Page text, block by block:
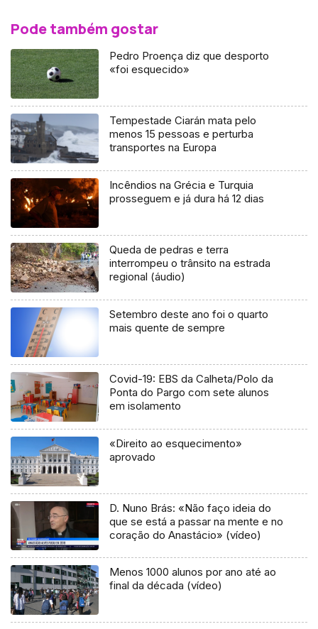
Pode também gostar
Pedro Proença diz que desporto
«foi esquecido»
Tempestade Ciarán mata pelo
menos 15 pessoas e perturba
transportes na Europa
Incêndios na Grécia e Turquia
prosseguem e já dura há 12 dias
Queda de pedras e terra
interrompeu o trânsito na estrada
regional (áudio)
Setembro deste ano foi o quarto
mais quente de sempre
Covid-19: EBS da Calheta/Polo da
Ponta do Pargo com sete alunos
em isolamento
«Direito ao esquecimento»
aprovado
D. Nuno Brás: «Não faço ideia do
que se está a passar na mente e no
coração do Anastácio» (vídeo)
Menos 1000 alunos por ano até ao
final da década (vídeo)